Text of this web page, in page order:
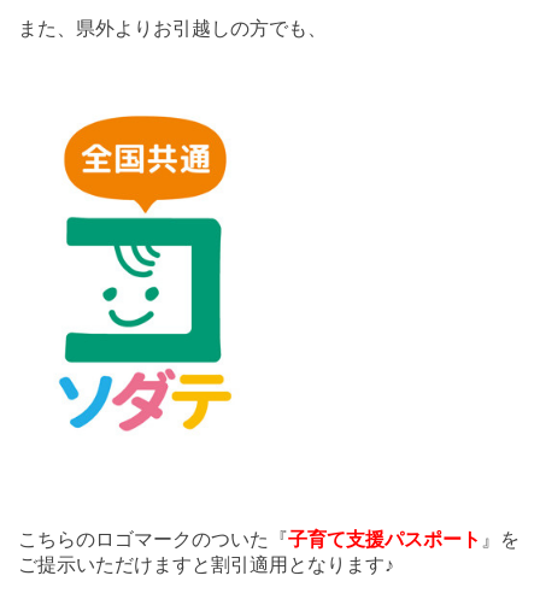
また、県外よりお引越しの方でも、
こちらのロゴマークのついた『子育て支援パスポート 』を
ご提示いただけますと割引適用となります♪